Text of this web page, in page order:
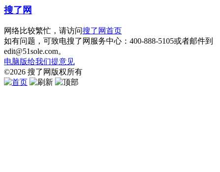
搜了网
网络比较繁忙，请访问搜了网首页
如有问题，可致电搜了网服务中心：400-888-5105或者邮件到
edit@51sole.com。
电脑版给我们提意见
©2026 搜了网 版权所有